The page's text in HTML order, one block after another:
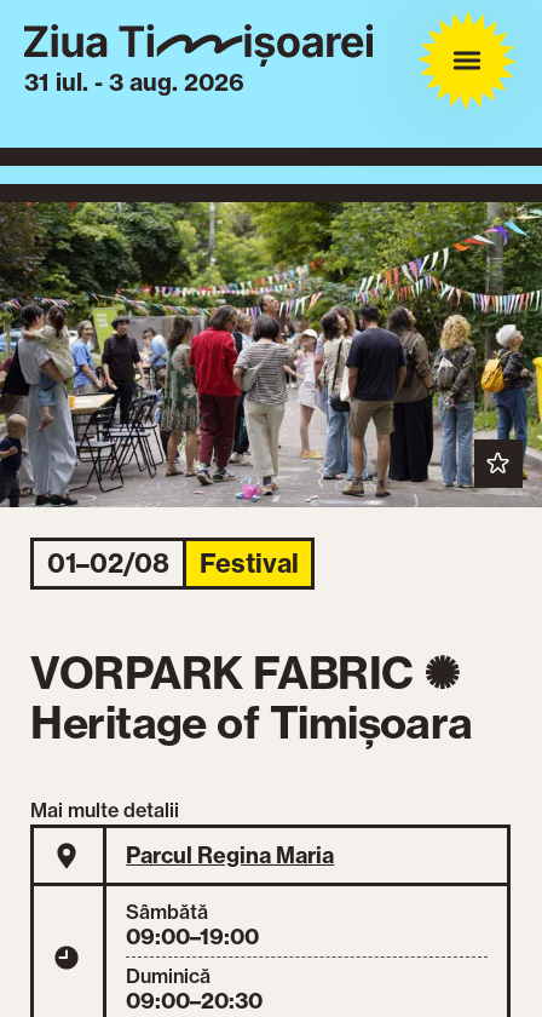
31 iul. - 3 aug. 2026
01–02/08 Festival
VORPARK FABRIC ✺
Heritage of Timișoara
Mai multe detalii
Parcul Regina Maria
Sâmbătă
09:00–19:00
Duminică
09:00–20:30